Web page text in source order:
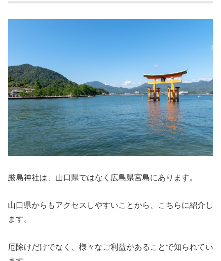
厳島神社は、山口県ではなく広島県宮島にあります。
山口県からもアクセスしやすいことから、こちらに紹介し
ます。
厄除けだけでなく、様々なご利益があることで知られてい